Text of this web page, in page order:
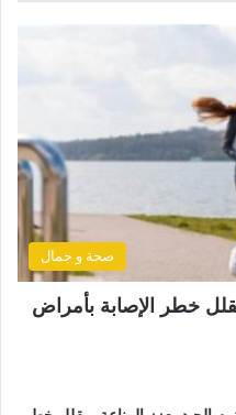
صحة و جمال
خطر الإصابة بأمراض